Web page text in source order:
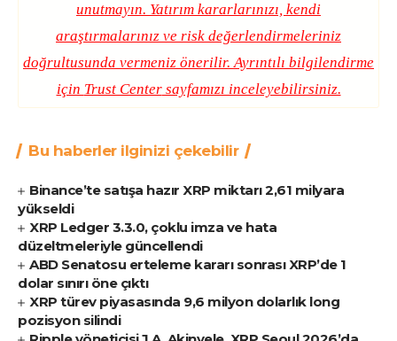
unutmayın. Yatırım kararlarınızı, kendi
araştırmalarınız ve risk değerlendirmeleriniz
doğrultusunda vermeniz önerilir. Ayrıntılı bilgilendirme
için Trust Centersayfamızı inceleyebilirsiniz.
Bu haberler ilginizi çekebilir
Binance’te satışa hazır XRP miktarı 2,61 milyara
yükseldi
XRP Ledger 3.3.0, çoklu imza ve hata
düzeltmeleriyle güncellendi
ABD Senatosu erteleme kararı sonrası XRP’de 1
dolar sınırı öne çıktı
XRP türev piyasasında 9,6 milyon dolarlık long
pozisyon silindi